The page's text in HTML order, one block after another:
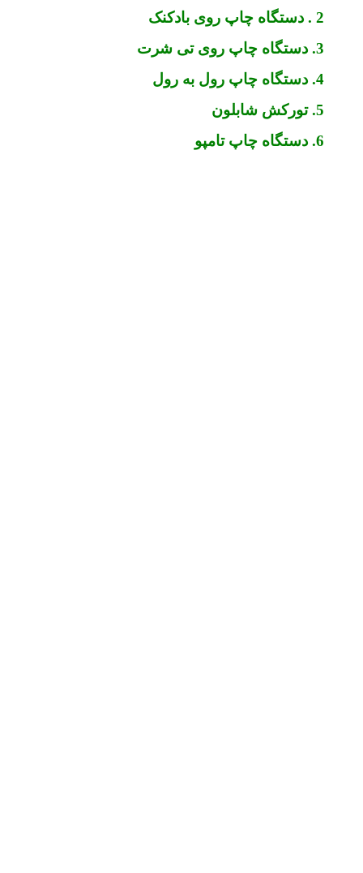
2 . دستگاه چاپ روی بادکنک
3. دستگاه چاپ روی تی شرت
4. دستگاه چاپ رول به رول
5. تورکش شابلون
6. دستگاه چاپ تامپو